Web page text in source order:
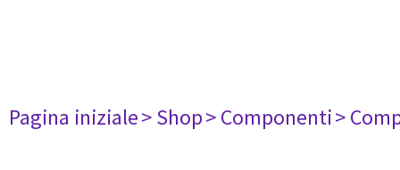
Pagina iniziale> Shop> Componenti>